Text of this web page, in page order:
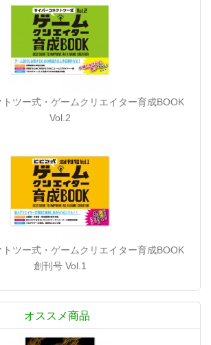
ツー式・ゲームクリエイター育成BOOK
Vol.2
ツー式・ゲームクリエイター育成BOOK
創刊号 Vol.1
オススメ商品